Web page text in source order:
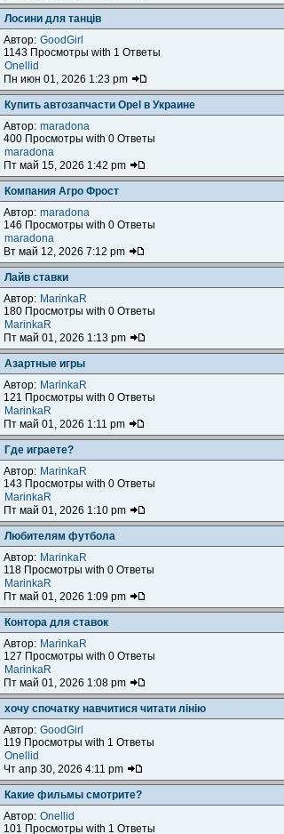
Лосини для танців
Автор: GoodGirl
1143 Просмотры with 1 Ответы
Onellid
Пн июн 01, 2026 1:23 pm
Купить автозапчасти Opel в Украине
Автор: maradona
400 Просмотры with 0 Ответы
maradona
Пт май 15, 2026 1:42 pm
Компания Агро Фрост
Автор: maradona
146 Просмотры with 0 Ответы
maradona
Вт май 12, 2026 7:12 pm
Лайв ставки
Автор: MarinkaR
180 Просмотры with 0 Ответы
MarinkaR
Пт май 01, 2026 1:13 pm
Азартные игры
Автор: MarinkaR
121 Просмотры with 0 Ответы
MarinkaR
Пт май 01, 2026 1:11 pm
Где играете?
Автор: MarinkaR
143 Просмотры with 0 Ответы
MarinkaR
Пт май 01, 2026 1:10 pm
Любителям футбола
Автор: MarinkaR
118 Просмотры with 0 Ответы
MarinkaR
Пт май 01, 2026 1:09 pm
Контора для ставок
Автор: MarinkaR
127 Просмотры with 0 Ответы
MarinkaR
Пт май 01, 2026 1:08 pm
хочу спочатку навчитися читати лінію
Автор: GoodGirl
119 Просмотры with 1 Ответы
Onellid
Чт апр 30, 2026 4:11 pm
Какие фильмы смотрите?
Автор: Onellid
101 Просмотры with 1 Ответы